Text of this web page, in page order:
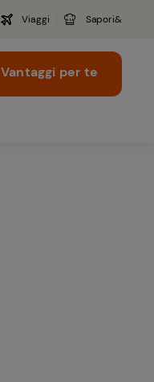
Viaggi Sapori&
Vantaggi per te